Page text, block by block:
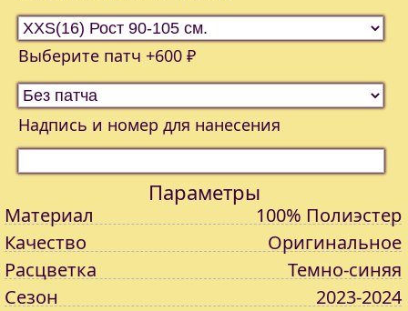
Выберите патч +600 ₽
Надпись и номер для нанесения
Параметры
Материал
100% Полиэстер
Качество
Оригинальное
Расцветка
Темно-синяя
Сезон
2023-2024